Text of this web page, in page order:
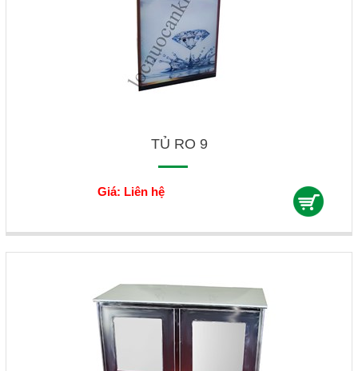
TỦ RO 9
Giá: Liên hệ